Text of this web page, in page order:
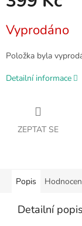
cena:
Vyprodáno
Položka byla
Detailní informace
ZEPTAT SE
Popis
Detailní